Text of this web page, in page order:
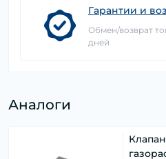
Гарантии и
Обмен/возврат
дней
Аналоги